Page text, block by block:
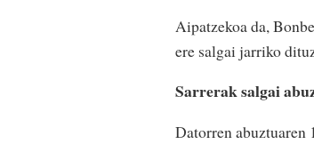
Aipatzekoa da,
ere salgai jarriko
Sarrerak salgai
Datorren abuztuaren